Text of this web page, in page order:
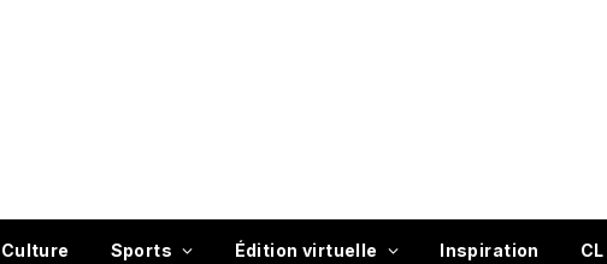
Culture Sports Édition virtuelle Inspiration